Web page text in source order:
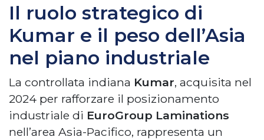
Il ruolo strategico di
Kumar e il peso dell’Asia
nel piano industriale
La controllata indiana Kumar, acquisita nel
2024 per rafforzare il posizionamento
industriale di EuroGroup Laminations
nell’area Asia-Pacifico, rappresenta un